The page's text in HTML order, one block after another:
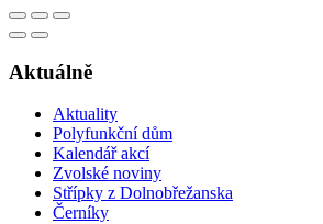
Aktuálně
Aktuality
Polyfunkční dům
Kalendář akcí
Zvolské noviny
Střípky z Dolnobřežanska
Černíky